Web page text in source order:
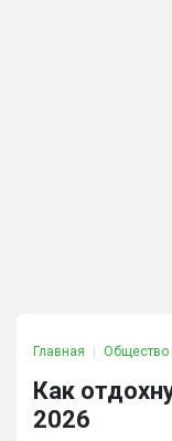
Главная Общество
Как
2026